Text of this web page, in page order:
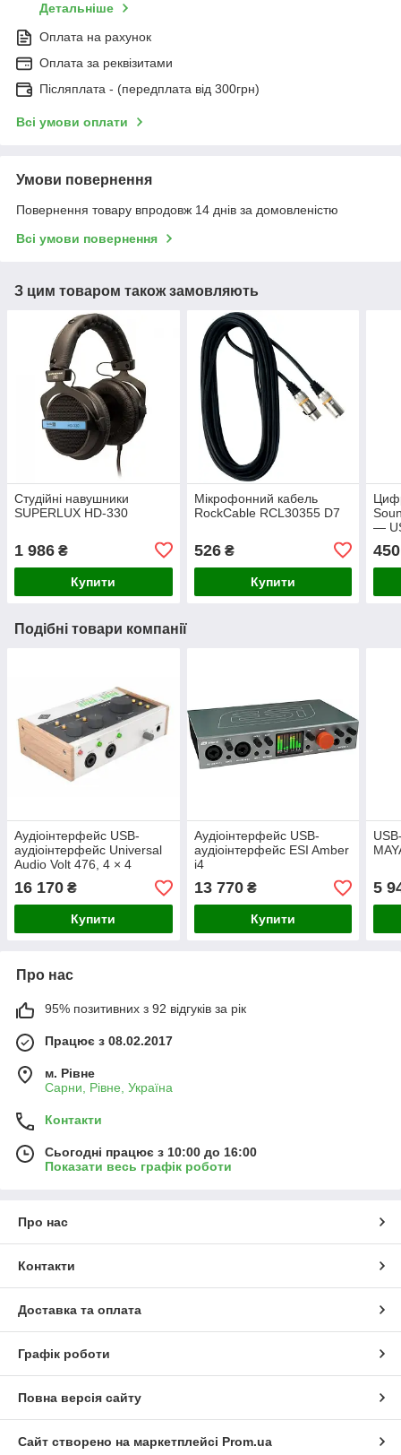
Детальніше
Оплата на рахунок
Оплата за реквізитами
Післяплата - (передплата від 300грн)
Всі умови оплати
Умови повернення
Повернення товару впродовж 14 днів за домовленістю
Всі умови повернення
З цим товаром також замовляють
Студійні навушники
SUPERLUX HD-330
1 986 ₴
Купити
Мікрофонний кабель
RockCable RCL30355 D7
526₴
Купити
—
450
Подібні товари компанії
Аудіоінтерфейс USB-
аудіоінтерфейс Universal
Audio Volt 476, 4 × 4
16 170 ₴
Купити
Аудіоінтерфейс USB-
аудіоінтерфейс ESI Amber
i4
13 770₴
Купити
5
Про нас
95% позитивних з 92 відгуків за рік
Працює з 08.02.2017
м. Рівне
Сарни, Рівне, Україна
Контакти
Сьогодні працює з 10:00 до 16:00
Показати весь графік роботи
Про нас
Контакти
Доставка та оплата
Графік роботи
Повна версія сайту
Сайт створено на маркетплейсі Prom.ua